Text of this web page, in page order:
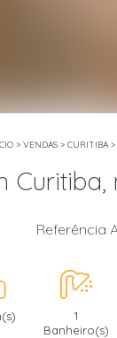
> VENDAS > CURITIBA >
Referência
1
Banheiro(s)